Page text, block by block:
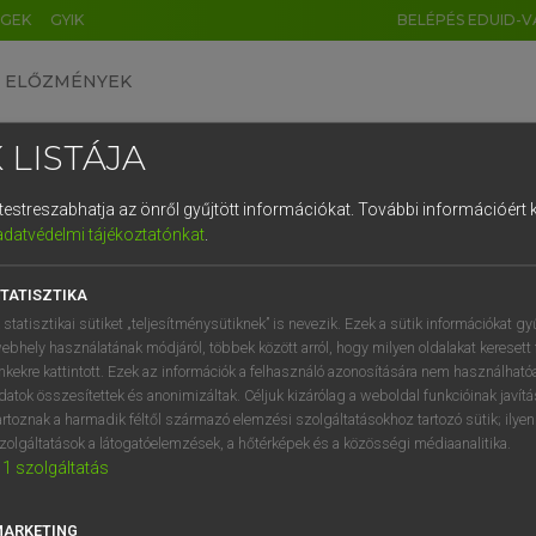
GYIK BELÉPÉS EDUID-
ELŐZMÉNYEK
uniós terminológiai szótár
VAN ELŐFIZETÉSED?
előfizetésem a teljes szócikk
NINCS ELŐFIZETÉSED?
LISTÁJA
az önről gyűjtött információkat. További információért
tájékoztatónkat.
statisztikai sütiket „teljesítménysütiknek” is nevezik. Ezek a sütik információkat
használatának módjáról, többek között arról, hogy milyen oldalakat keresett
kattintott. Ezek az információk a felhasználó azonosítására nem
összesítettek és anonimizáltak. Céljuk kizárólag a weboldal funkcióinak
a harmadik féltől származó elemzési szolgáltatásokhoz tartozó sütik;
a látogatóelemzések, a hőtérképek és a közösségi médiaanalitika.
1 szolgáltatás
DE CN FR ES IT NL
1 2 3 4 5 6 7 8 9
q w e r t z u i
a s d f g h j k l é
í y x c v b n m , .